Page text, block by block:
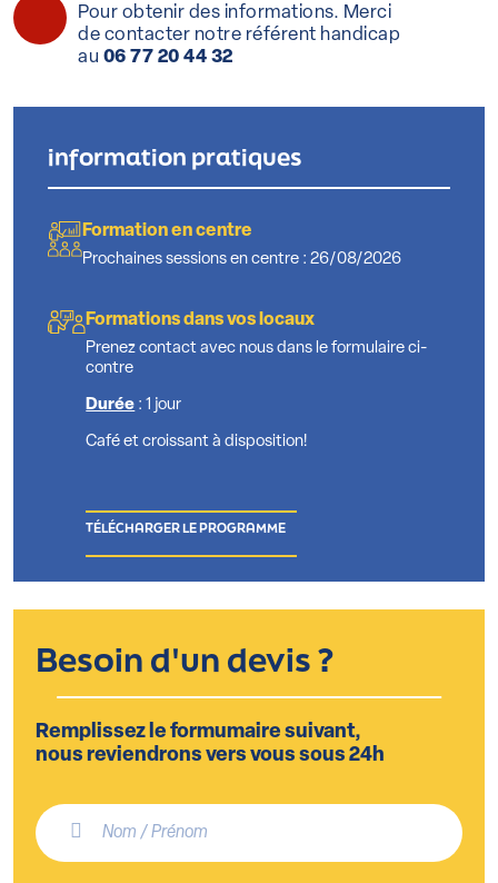
Pour obtenir des informations. Merci
de contacter notre référent handicap
au 06 77 20 44 32
information pratiques
Formation en centre
Prochaines sessions en centre : 26/08/2026
Formations dans vos locaux
Prenez contact avec nous dans le formulaire ci-
contre
Durée : 1 jour
Café et croissant à disposition!
TÉLÉCHARGER LE PROGRAMME
Besoin d'un devis ?
Remplissez le formumaire suivant,
nous reviendrons vers vous sous 24h